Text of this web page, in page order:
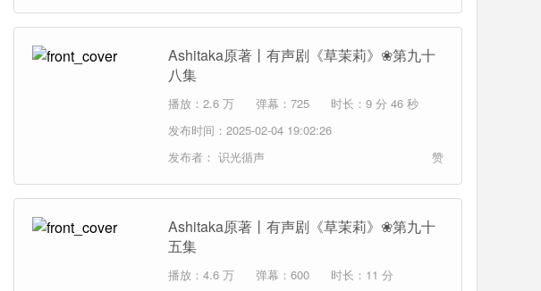
Ashitaka原著丨有声剧《草茉莉》❀第九十
八集
播放：2.6 万 弹幕：725
时长：9 分 46 秒
发布时间：2025-02-04 19:02:26
发布者： 识光循声 赞
Ashitaka原著丨有声剧《草茉莉》❀第九十
五集
播放：4.6 万 弹幕：600
时长：11 分